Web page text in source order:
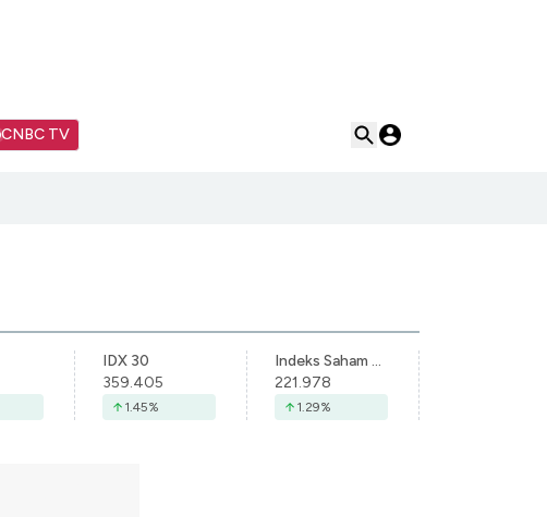
CNBC TV
IDX 30
359.405
1.45%
Indeks Saham Syariah Indonesia
221.978
1.29%